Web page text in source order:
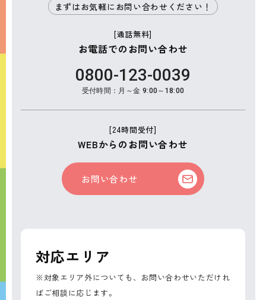
まずはお気軽にお問い合わせください！
[通話無料]
お電話でのお問い合わせ
0800-123-0039
受付時間：月～金 9:00～18:00
[24時間受付]
WEBからのお問い合わせ
お問い合わせ
対応エリア
※対象エリア外についても、お問い合わせいただけれ
ばご相談に応じます。